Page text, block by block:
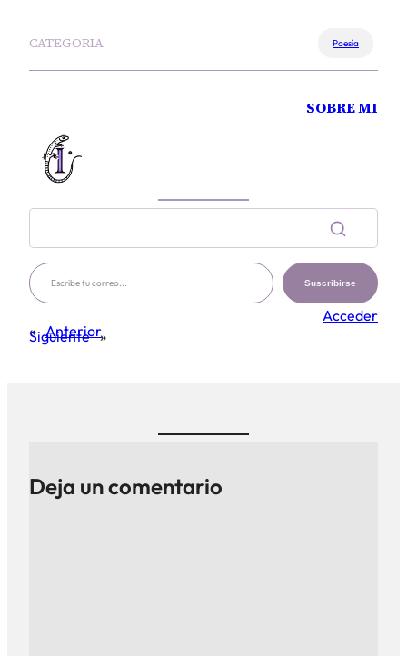
CATEGORIA Poesía
SOBRE MI
Escribe tu correo…
Suscribirse
Acceder
« Anterior
Siguiente »
Deja un comentario